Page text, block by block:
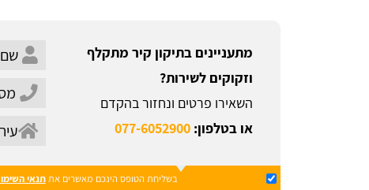
מתעניינים בתיקון קיר מתקלף
וזקוקים לשירות?
השאירו פרטים ונחזור בהקדם
או בטלפון: 077-6052900
בשליחת הטופס הינכם מאשרים אתתנאי